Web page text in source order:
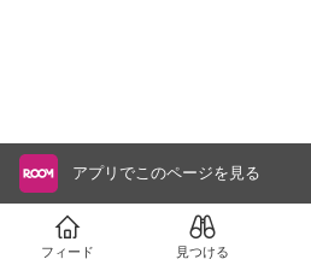
アプリでこのページを見る
フィード 見つける